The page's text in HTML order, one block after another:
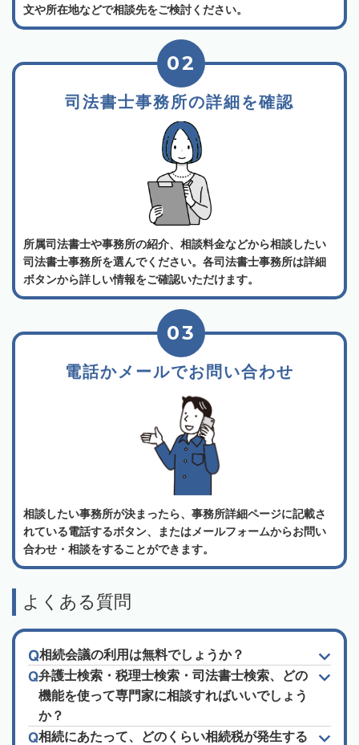
文や所在地などで相談先をご検討ください。
司法書士事務所の詳細を確認
02
所属司法書士や事務所の紹介、相談料金などから相談したい
司法書士事務所を選んでください。各司法書士事務所は詳細
ボタンから詳しい情報をご確認いただけます。
電話かメールでお問い合わせ
03
相談したい事務所が決まったら、事務所詳細ページに記載さ
れている電話するボタン、またはメールフォームからお問い
合わせ・相談をすることができます。
よくある質問
相続会議の利用は無料でしょうか？
弁護士検索・税理士検索・司法書士検索、どの
機能を使って専門家に相談すればいいでしょう
か？
相続にあたって、どのくらい相続税が発生する